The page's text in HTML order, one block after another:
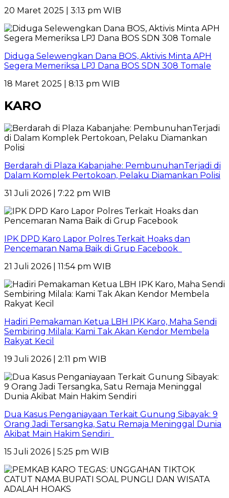
20 Maret 2025 | 3:13 pm WIB
Diduga Selewengkan Dana BOS, Aktivis Minta APH
Segera Memeriksa LPJ Dana BOS SDN 308 Tomale
18 Maret 2025 | 8:13 pm WIB
KARO
Berdarah di Plaza Kabanjahe: PembunuhanTerjadi di
Dalam Komplek Pertokoan, Pelaku Diamankan Polisi
31 Juli 2026 | 7:22 pm WIB
IPK DPD Karo Lapor Polres Terkait Hoaks dan
Pencemaran Nama Baik di Grup Facebook
21 Juli 2026 | 11:54 pm WIB
Hadiri Pemakaman Ketua LBH IPK Karo, Maha Sendi
Sembiring Milala: Kami Tak Akan Kendor Membela
Rakyat Kecil
19 Juli 2026 | 2:11 pm WIB
Dua Kasus Penganiayaan Terkait Gunung Sibayak: 9
Orang Jadi Tersangka, Satu Remaja Meninggal Dunia
Akibat Main Hakim Sendiri
15 Juli 2026 | 5:25 pm WIB